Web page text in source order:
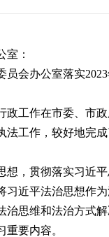
室：
员会办公室落实2023
政工作在市委、市
法工作，较好地完
想，贯彻落实习近
习近平法治思想作
治思维和法治方式
要内容。